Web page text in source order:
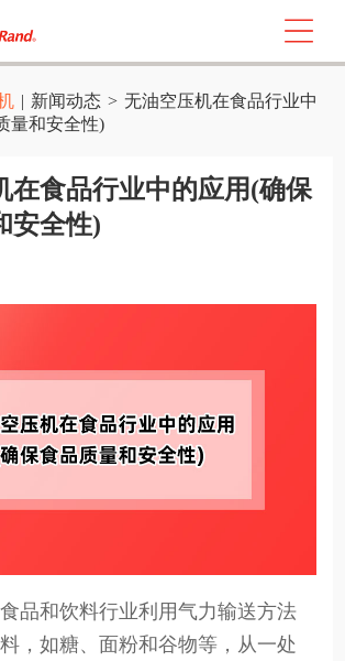
| 新闻动态 > 无油空压机在食品行业中
量和安全性)
在食品行业中的应用(确保
安全性)
品和饮料行业利用气力输送方法
，如糖、面粉和谷物等，从一处